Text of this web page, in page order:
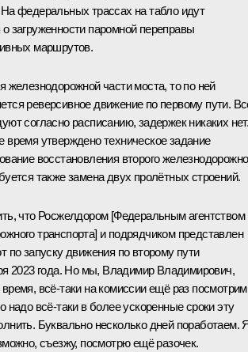
федеральных трассах на табло идут
загруженности паромной переправы
маршрутов.
железнодорожной части моста, то по ней
реверсивное движение по первому пути.
согласно расписанию, задержек никаких
время утверждено техническое задание
восстановления второго
также замена двух пролётных строений.
что Росжелдором [Федеральным агентством
транспорта] и подрядчиком представлен
по запуску движения по второму пути
2023 года. Но мы, Владимир Владимирович,
всё-таки на комиссии ещё раз
надо всё-таки в более ускоренные сроки эту
Буквально несколько дней поработаем.
съезжу, посмотрю ещё разочек.